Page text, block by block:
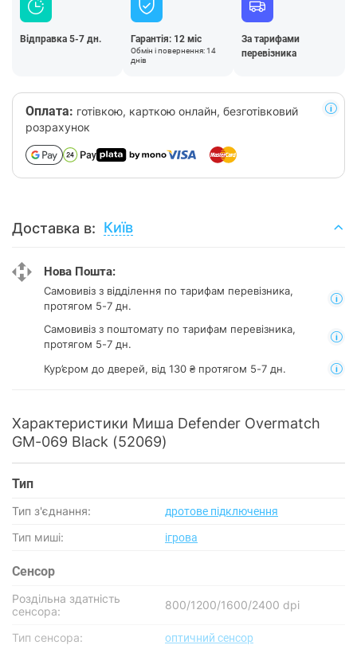
Відправка 5-7 дн. Гарантія: 12 міс
Обмін і повернення: 14
днів
За тарифами
перевізника
Оплата: готівкою, карткою онлайн, безготівковий
розрахунок
Доставка в: Київ
Нова Пошта:
Самовивіз з відділення по тарифам перевізника,
протягом 5-7 дн.
Самовивіз з поштомату по тарифам перевізника,
протягом 5-7 дн.
Кур’єром до дверей, від 130 ₴ протягом 5-7 дн.
Характеристики Миша Defender Overmatch
GM-069 Black (52069)
Тип
Тип з'єднання: дротове підключення
Тип миші: ігрова
Сенсор
Роздільна здатність
сенсора:
800/1200/1600/2400 dpi
Тип сенсора: оптичний сенсор